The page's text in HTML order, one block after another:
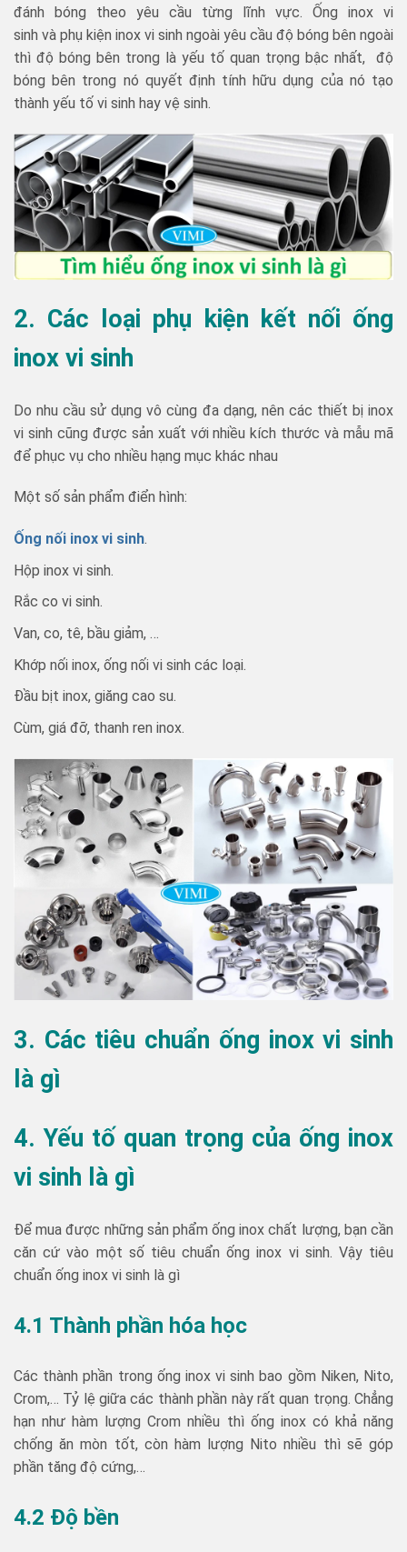
đánh bóng theo yêu cầu từng lĩnh vực. Ống inox vi
sinh và phụ kiện inox vi sinh ngoài yêu cầu độ bóng bên ngoài
thì độ bóng bên trong là yếu tố quan trọng bậc nhất, độ
bóng bên trong nó quyết định tính hữu dụng của nó tạo
thành yếu tố vi sinh hay vệ sinh.
2. Các loại phụ kiện kết nối ống
inox vi sinh
Do nhu cầu sử dụng vô cùng đa dạng, nên các thiết bị inox
vi sinh cũng được sản xuất với nhiều kích thước và mẫu mã
để phục vụ cho nhiều hạng mục khác nhau
Một số sản phẩm điển hình:
Ống nối inox vi sinh.
Hộp inox vi sinh.
Rắc co vi sinh.
Van, co, tê, bầu giảm, …
Khớp nối inox, ống nối vi sinh các loại.
Đầu bịt inox, giăng cao su.
Cùm, giá đỡ, thanh ren inox.
3. Các tiêu chuẩn ống inox vi sinh
là gì
4. Yếu tố quan trọng của ống inox
vi sinh là gì
Để mua được những sản phẩm ống inox chất lượng, bạn cần
căn cứ vào một số tiêu chuẩn ống inox vi sinh. Vậy tiêu
chuẩn ống inox vi sinh là gì
4.1 Thành phần hóa học
Các thành phần trong ống inox vi sinh bao gồm Niken, Nito,
Crom,… Tỷ lệ giữa các thành phần này rất quan trọng. Chẳng
hạn như hàm lượng Crom nhiều thì ống inox có khả năng
chống ăn mòn tốt, còn hàm lượng Nito nhiều thì sẽ góp
phần tăng độ cứng,…
4.2 Độ bền